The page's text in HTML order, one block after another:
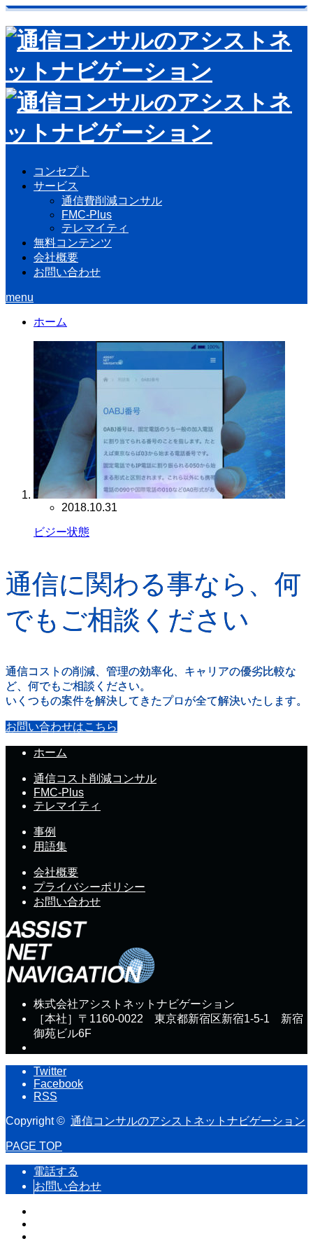
コンセプト
サービス
通信費削減コンサル
FMC-Plus
テレマイティ
無料コンテンツ
会社概要
お問い合わせ
menu
ホーム
2018.10.31
ビジー状態
通信に関わる事なら、何
でもご相談ください
通信コストの削減、管理の効率化、キャリアの優劣比較な
ど、何でもご相談ください。
いくつもの案件を解決してきたプロが全て解決いたします。
お問い合わせはこちら
ホーム
通信コスト削減コンサル
FMC-Plus
テレマイティ
事例
用語集
会社概要
プライバシーポリシー
お問い合わせ
株式会社アシストネットナビゲーション
［本社］〒1160-0022 東京都新宿区新宿1-5-1 新宿
御苑ビル6F
Twitter
Facebook
RSS
Copyright © 通信コンサルのアシストネットナビゲーション
PAGE TOP
電話する
お問い合わせ